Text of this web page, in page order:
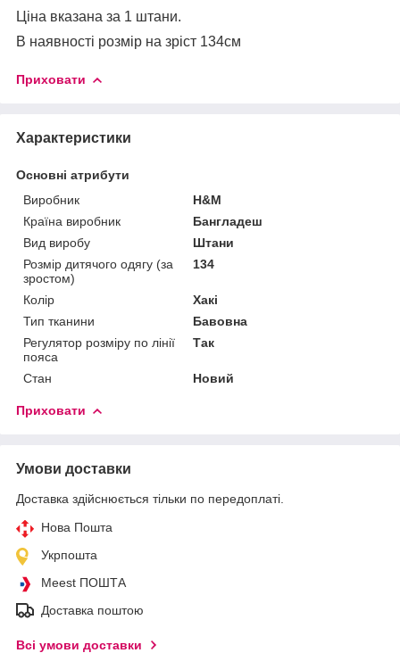
Ціна вказана за 1 штани.
В наявності розмір на зріст 134см
Приховати
Характеристики
Основні атрибути
Виробник
H&M
Країна виробник
Бангладеш
Вид виробу
Штани
Розмір дитячого одягу (за
зростом)
134
Колір
Хакі
Тип тканини
Бавовна
Регулятор розміру по лінії
пояса
Так
Стан Новий
Приховати
Умови доставки
Доставка здійснюється тільки по передоплаті.
Нова Пошта
Укрпошта
Meest ПОШТА
Доставка поштою
Всі умови доставки